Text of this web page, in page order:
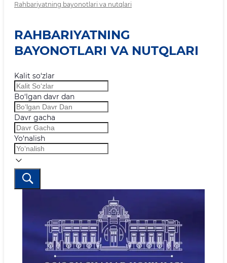
Rahbariyatning bayonotlari va nutqlari
RAHBARIYATNING
BAYONOTLARI VA NUTQLARI
Kalit so‘zlar
Bo‘lgan davr dan
Davr gacha
Yo‘nalish